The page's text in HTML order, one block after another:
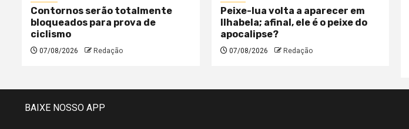
Contornos serão totalmente
bloqueados para prova de
ciclismo
07/08/2026 Redação
Peixe-lua volta a aparecer em
Ilhabela; afinal, ele é o peixe do
apocalipse?
07/08/2026 Redação
BAIXE NOSSO APP